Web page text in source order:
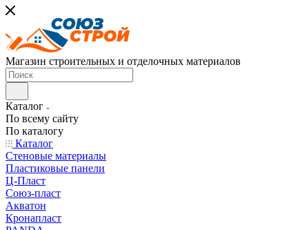
Магазин строительных и отделочных материалов
Каталог
По всему сайту
По каталогу
Каталог
Стеновые материалы
Пластиковые панели
Ц-Пласт
Союз-пласт
Акватон
Кронапласт